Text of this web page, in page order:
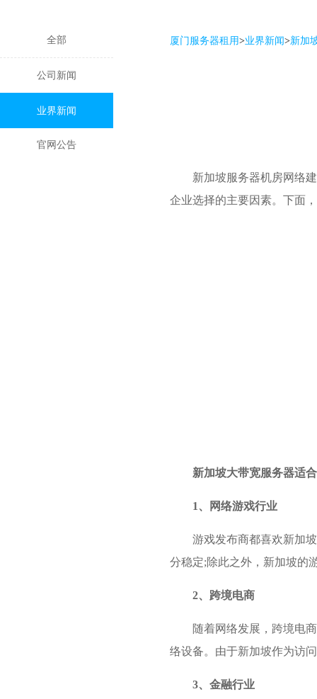
全部
公司新闻
业界新闻
官网公告
厦门服务器租用>业界新闻>新加
新加坡服务器机房网络
企业选择的主要因素。下面
新加坡大带宽服务器适
1、网络游戏行业
游戏发布商都喜欢新加
分稳定;除此之外，新加坡的
2、跨境电商
随着网络发展，跨境电
络设备。由于新加坡作为访
3、金融行业